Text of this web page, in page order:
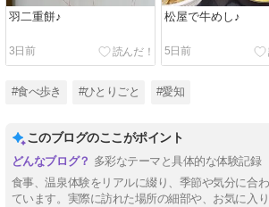
羽二重餅♪
3日前
松屋で牛めし♪
5日前
#食べ歩き #ひとりごと #愛知
このブログのここがポイント
多彩なテーマと具体的な体験記録
食事、温泉体験をリアルに綴り、季節や気分に合
ています。実際に訪れた場所の細部や、お気に入